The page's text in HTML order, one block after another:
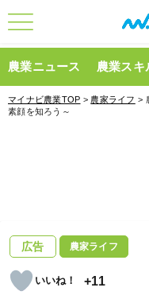
農業ニュース 農業スキ
マイナビ農業TOP > 農家ライフ >
素顔を知ろう～
広告 農家ライフ
+11